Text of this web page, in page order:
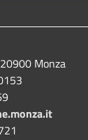
Monza